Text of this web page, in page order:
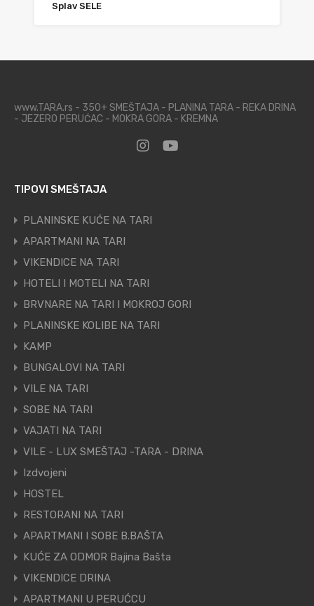
Splav SELE
www.TARA.rs - 350+ SMEŠTAJA - PLANINA TARA - REKA DRINA
- JEZERO PERUĆAC - MOKRA GORA - KREMNA
TIPOVI SMEŠTAJA
PLANINSKE KUĆE NA TARI
APARTMANI NA TARI
VIKENDICE NA TARI
HOTELI I MOTELI NA TARI
BRVNARE NA TARI I MOKROJ GORI
PLANINSKE KOLIBE NA TARI
KAMP
BUNGALOVI NA TARI
VILE NA TARI
SOBE NA TARI
VAJATI NA TARI
VILE - LUX SMEŠTAJ -TARA - DRINA
Izdvojeni
HOSTEL
RESTORANI NA TARI
APARTMANI I SOBE B.BAŠTA
KUĆE ZA ODMOR Bajina Bašta
VIKENDICE DRINA
APARTMANI U PERUĆCU